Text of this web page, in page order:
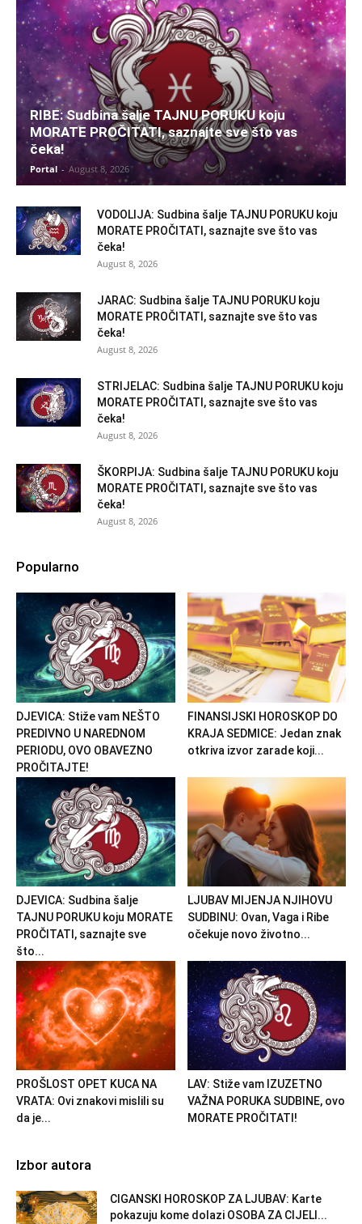
RIBE: Sudbina šalje TAJNU PORUKU koju
MORATE PROČITATI, saznajte sve što vas
čeka!
Portal - August 8, 2026
VODOLIJA: Sudbina šalje TAJNU PORUKU koju
MORATE PROČITATI, saznajte sve što vas
čeka!
August 8, 2026
JARAC: Sudbina šalje TAJNU PORUKU koju
MORATE PROČITATI, saznajte sve što vas
čeka!
August 8, 2026
STRIJELAC: Sudbina šalje TAJNU PORUKU koju
MORATE PROČITATI, saznajte sve što vas
čeka!
August 8, 2026
ŠKORPIJA: Sudbina šalje TAJNU PORUKU koju
MORATE PROČITATI, saznajte sve što vas
čeka!
August 8, 2026
Popularno
DJEVICA: Stiže vam NEŠTO
PREDIVNO U NAREDNOM
PERIODU, OVO OBAVEZNO
PROČITAJTE!
FINANSIJSKI HOROSKOP DO
KRAJA SEDMICE: Jedan znak
otkriva izvor zarade koji...
DJEVICA: Sudbina šalje
TAJNU PORUKU koju MORATE
PROČITATI, saznajte sve
što...
LJUBAV MIJENJA NJIHOVU
SUDBINU: Ovan, Vaga i Ribe
očekuje novo životno...
PROŠLOST OPET KUCA NA
VRATA: Ovi znakovi mislili su
da je...
LAV: Stiže vam IZUZETNO
VAŽNA PORUKA SUDBINE, ovo
MORATE PROČITATI!
Izbor autora
CIGANSKI HOROSKOP ZA LJUBAV: Karte
pokazuju kome dolazi OSOBA ZA CIJELI...